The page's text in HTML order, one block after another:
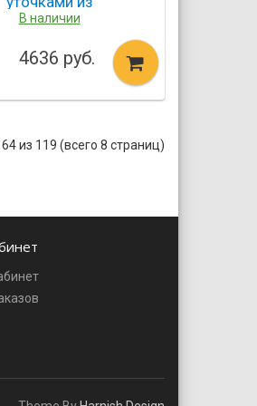
мультика Лило и Стич
В наличии
4636 руб.
из 119 (всего 8 страниц)